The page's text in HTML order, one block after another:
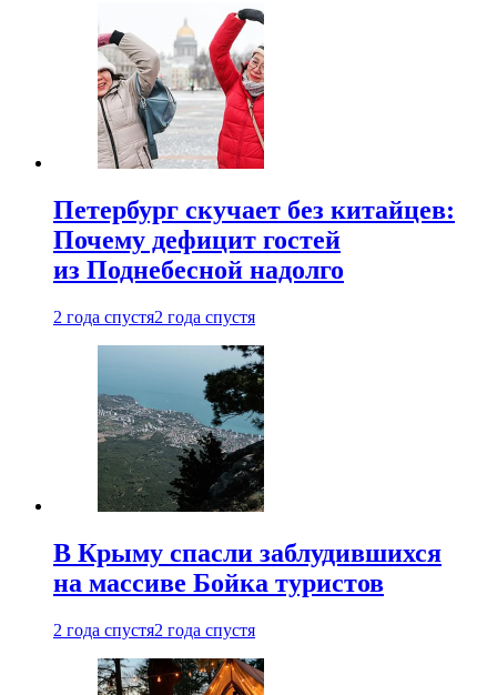
Петербург скучает без китайцев:
Почему дефицит гостей
из Поднебесной надолго
2 года спустя2 года спустя
В Крыму спасли заблудившихся
на массиве Бойка туристов
2 года спустя2 года спустя